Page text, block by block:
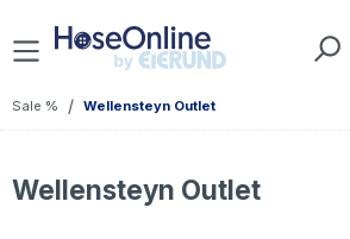
Zum Hauptinhalt springen
Sale % / Wellensteyn Outlet
Wellensteyn Outlet